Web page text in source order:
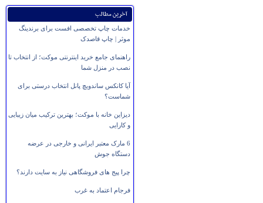
آخرین مطالب
خدمات چاپ تخصصی افست برای برندینگ
موثر | چاپ قاصدک
راهنمای جامع خرید اینترنتی موکت؛ از انتخاب تا
نصب در منزل شما
آیا کانکس ساندویچ پانل انتخاب درستی برای
شماست؟
دیزاین خانه با موکت؛ بهترین ترکیب میان زیبایی
و کارایی
6 مارک معتبر ایرانی و خارجی در عرضه
دستگاه جوش
چرا پیج های فروشگاهی نیاز به سایت دارند؟
فرجام اعتماد به غرب